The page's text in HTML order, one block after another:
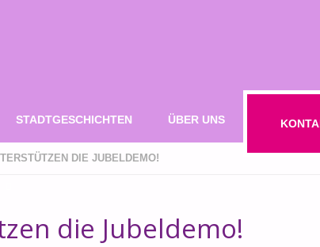
STADTGESCHICHTEN ÜBER UNS
DIE JUBELDEMO!
die Jubeldemo!